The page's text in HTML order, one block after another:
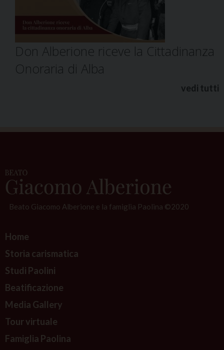
Don Alberione riceve la Cittadinanza
Onoraria di Alba
vedi tutti
Beato Giacomo Alberione e la famiglia Paolina ©2020
Home
Storia carismatica
Studi Paolini
Beatificazione
Media Gallery
Tour virtuale
Famiglia Paolina